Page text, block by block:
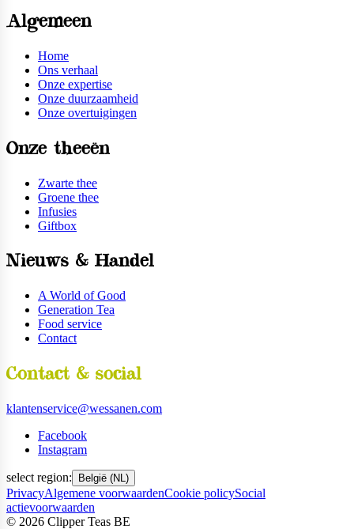
Algemeen
Home
Ons verhaal
Onze expertise
Onze duurzaamheid
Onze overtuigingen
Onze theeën
Zwarte thee
Groene thee
Infusies
Giftbox
Nieuws & Handel
A World of Good
Generation Tea
Food service
Contact
Contact & social
klantenservice@wessanen.com
Facebook
Instagram
select region: België (NL)
PrivacyAlgemene voorwaardenCookie policySocial
actievoorwaarden
© 2026 Clipper Teas BE